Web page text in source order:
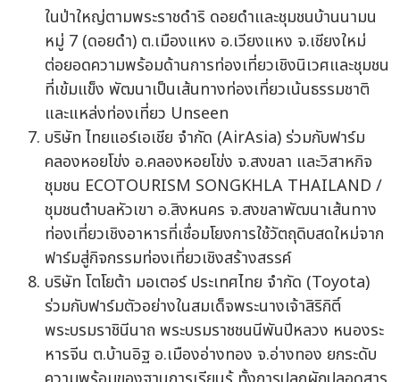
ในป่าใหญ่ตามพระราชดำริ ดอยดำและชุมชนบ้านนามน
หมู่ 7 (ดอยดำ) ต.เมืองแหง อ.เวียงแหง จ.เชียงใหม่
ต่อยอดความพร้อมด้านการท่องเที่ยวเชิงนิเวศและชุมชน
ที่เข้มแข็ง พัฒนาเป็นเส้นทางท่องเที่ยวเน้นธรรมชาติ
และแหล่งท่องเที่ยว Unseen
บริษัท ไทยแอร์เอเชีย จำกัด (AirAsia) ร่วมกับฟาร์ม
คลองหอยโข่ง อ.คลองหอยโข่ง จ.สงขลา และวิสาหกิจ
ชุมชน ECOTOURISM SONGKHLA THAILAND /
ชุมชนตำบลหัวเขา อ.สิงหนคร จ.สงขลาพัฒนาเส้นทาง
ท่องเที่ยวเชิงอาหารที่เชื่อมโยงการใช้วัตถุดิบสดใหม่จาก
ฟาร์มสู่กิจกรรมท่องเที่ยวเชิงสร้างสรรค์
บริษัท โตโยต้า มอเตอร์ ประเทศไทย จำกัด (Toyota)
ร่วมกับฟาร์มตัวอย่างในสมเด็จพระนางเจ้าสิริกิติ์
พระบรมราชินีนาถ พระบรมราชชนนีพันปีหลวง หนองระ
หารจีน ต.บ้านอิฐ อ.เมืองอ่างทอง จ.อ่างทอง ยกระดับ